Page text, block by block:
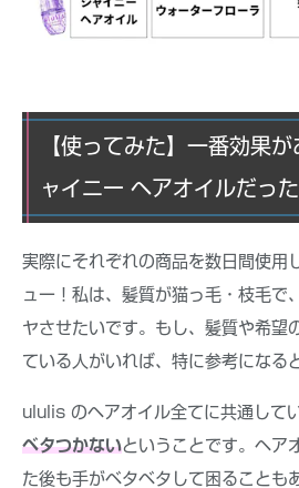
【使ってみた】一番効果
ャイニー ヘアオイルだった
実際にそれぞれの商品を数日間使用
ュー！私は、髪質が猫っ毛・枝毛で
ヤさせたいです。もし、髪質や希望
ている人がいれば、特に参考になる
ululis のヘアオイル全てに共通して
ベタつかないということです。ヘア
た後も手がベタベタして困ることも